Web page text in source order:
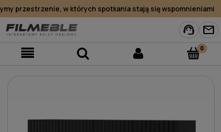
przestrzenie, w których spotkania stają się wspomnieniami
support_agent mail